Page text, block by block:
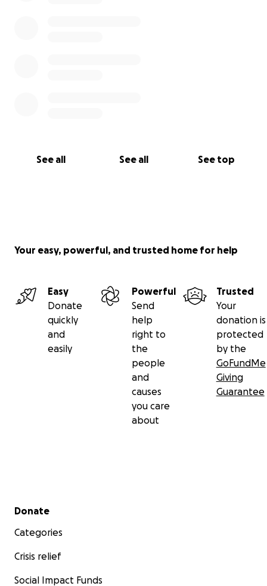
See all See all See top
Your easy, powerful, and trusted home for help
Easy
Donate
quickly
and
easily
Powerful
Send
help
right to
the
people
and
causes
you care
about
Trusted
Your
donation is
protected
by the
GoFundMe
Giving
Guarantee
Secondary menu
Donate
Categories
Crisis relief
Social Impact Funds